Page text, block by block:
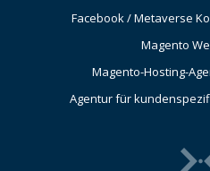
Facebook / Metaverse
Magento
Magento-Hosting-
Agentur für